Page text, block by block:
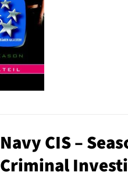
Navy CIS –
Criminal